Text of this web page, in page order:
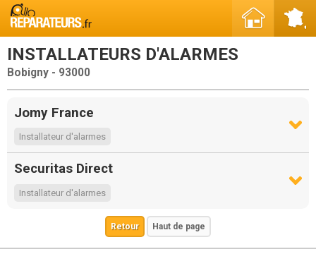
INSTALLATEURS D'ALARMES
Bobigny - 93000
Jomy France
Installateur d'alarmes
Securitas Direct
Installateur d'alarmes
Retour Haut de page